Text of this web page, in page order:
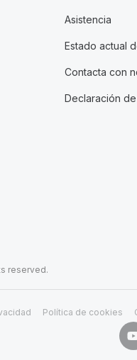
Asistencia
Estado actual
Contacta con
Declaración
reserved.
Política de cookies